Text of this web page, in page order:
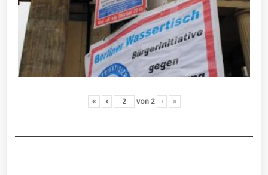
« ‹ von 2 › »